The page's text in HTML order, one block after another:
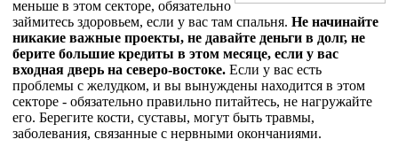
меньше в этом секторе, обязательно
займитесь здоровьем, если у вас там спальня. Не начинайте
никакие важные проекты, не давайте деньги в долг, не
берите большие кредиты в этом месяце, если у вас
входная дверь на северо-востоке. Если у вас есть
проблемы с желудком, и вы вынуждены находится в этом
секторе - обязательно правильно питайтесь, не нагружайте
его. Берегите кости, суставы, могут быть травмы,
заболевания, связанные с нервными окончаниями.